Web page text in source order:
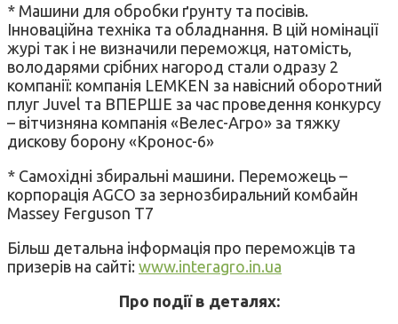
* Машини для обробки ґрунту та посівів.
Інноваційна техніка та обладнання. В цій номінації
журі так і не визначили переможця, натомість,
володарями срібних нагород стали одразу 2
компанії: компанія LEMKEN за навісний оборотний
плуг Juvel та ВПЕРШЕ за час проведення конкурсу
– вітчизняна компанія «Велес-Агро» за тяжку
дискову борону «Кронос-6»
* Самохідні збиральні машини. Переможець –
корпорація AGCO за зернозбиральний комбайн
Massey Ferguson Т7
Більш детальна інформація про переможців та
призерів на сайті: www.interagro.in.ua
Про події в деталях: